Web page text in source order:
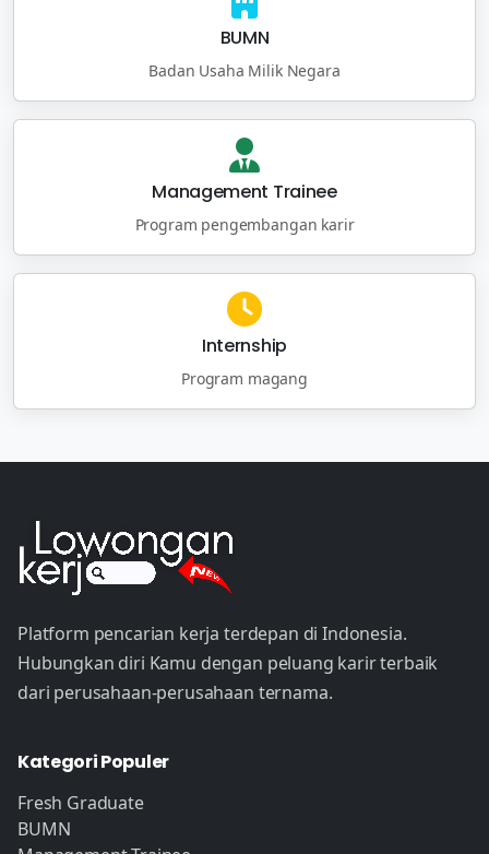
BUMN
Badan Usaha Milik Negara
Management Trainee
Program pengembangan karir
Internship
Program magang
Platform pencarian kerja terdepan di Indonesia.
Hubungkan diri Kamu dengan peluang karir terbaik
dari perusahaan-perusahaan ternama.
Kategori Populer
Fresh Graduate
BUMN